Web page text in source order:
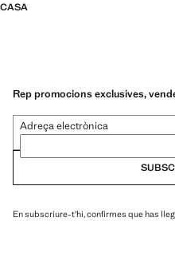
CASA
Rep promocions exclusives,
Adreça electrònica
En subscriure-t'hi, confirmes que has